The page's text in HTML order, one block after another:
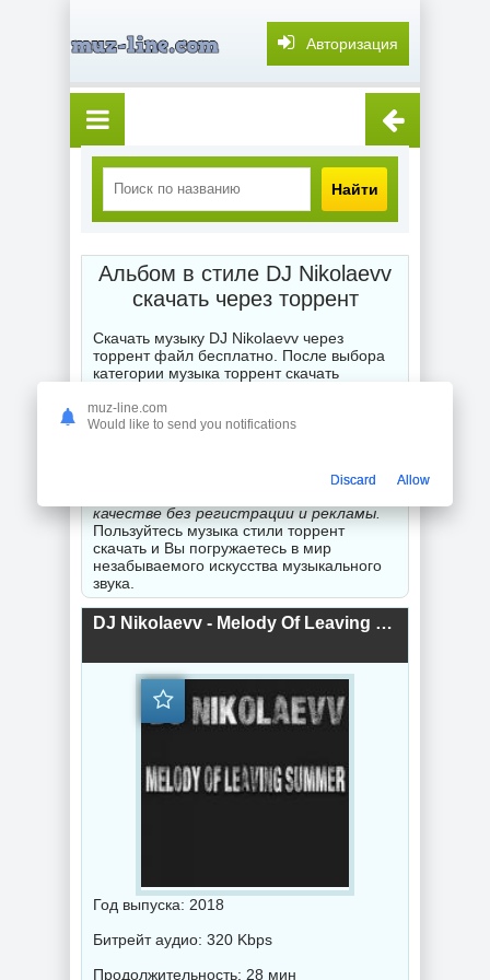
Авторизация
Найти
Альбом в стиле DJ Nikolaevv
скачать через торрент
Скачать музыку DJ Nikolaevv через
торрент файл бесплатно. После выбора
категории музыка торрент скачать
глубокого и точного поиска или подбора
жанра любимой композиции, альбома,
скачать новинки DJ Nikolaevv
качестве без регистрации и рекламы.
Пользуйтесь музыка стили торрент
скачать и Вы погружаетесь в мир
незабываемого искусства музыкального
звука.
DJ Nikolaevv - Melody Of Leaving Summer (2018) торрент
Год выпуска: 2018
Битрейт аудио: 320 Kbps
Продолжительность: 28 мин
muz-line.com
Would like to send you notifications
Discard Allow